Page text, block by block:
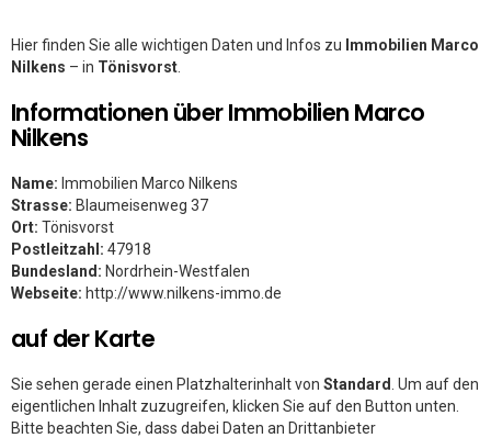
Hier finden Sie alle wichtigen Daten und Infos zu Immobilien Marco
Nilkens – in Tönisvorst
Informationen über Immobilien Marco
Nilkens
Name: Immobilien Marco Nilkens
Strasse: Blaumeisenweg 37
Ort: Tönisvorst
Postleitzahl: 47918
Bundesland: Nordrhein-Westfalen
Webseite: http://www.nilkens-immo.de
auf der Karte
Sie sehen gerade einen Platzhalterinhalt von Standard . Um auf den
eigentlichen Inhalt zuzugreifen, klicken Sie auf den Button unten.
Bitte beachten Sie, dass dabei Daten an Drittanbieter